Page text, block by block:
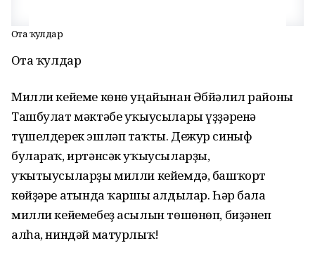
Оҫта ҡулдар
Оҫта ҡулдар
Милли кейеме көнө уңайынан Әбйәлил районы
Ташбулат мәктәбе уҡыусылары үҙҙәренә
түшелдерек эшләп таҡты. Дежур синыф
булараҡ, иртәнсәк уҡыусыларҙы,
уҡытыусыларҙы милли кейемдә, башҡорт
көйҙәре аҫтында ҡаршы алдылар. Һәр бала
милли кейемебеҙ асылын төшөнөп, биҙәнеп
алһа, ниндәй матурлыҡ!